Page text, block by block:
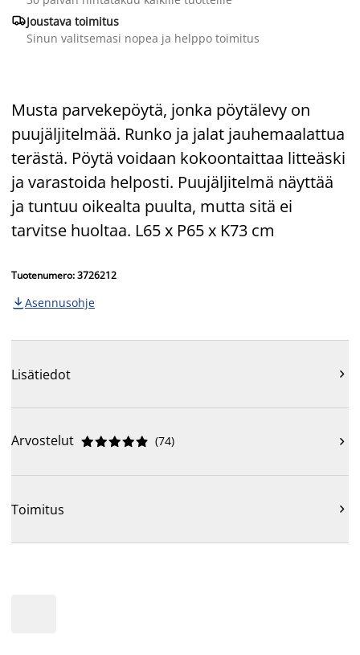
Joustava toimitus
Sinun valitsemasi nopea ja helppo toimitus
Musta parvekepöytä, jonka pöytälevy on
puujäljitelmää. Runko ja jalat jauhemaalattua
terästä. Pöytä voidaan kokoontaittaa litteäski
ja varastoida helposti. Puujäljitelmä näyttää
ja tuntuu oikealta puulta, mutta sitä ei
tarvitse huoltaa. L65 x P65 x K73 cm
Tuotenumero: 3726212
 Asennusohje
Lisätiedot 
Arvostelut 




 (74) 
Toimitus 